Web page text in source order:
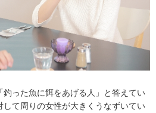
った魚に餌をあげる人」と答えてい
て周りの女性が大きくうなずいてい